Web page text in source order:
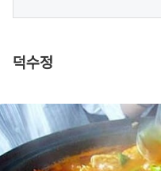
덕수정